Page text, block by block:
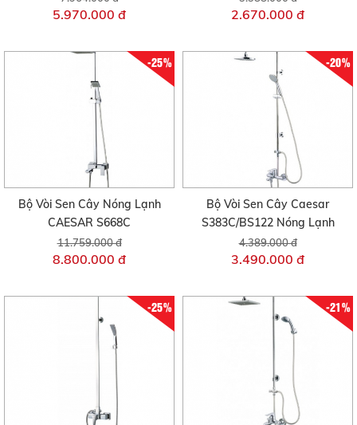
5.970.000 đ 2.670.000 đ
-25%
Bộ Vòi Sen Cây Nóng Lạnh
CAESAR S668C
11.759.000 đ
8.800.000 đ
-20%
Bộ Vòi Sen Cây Caesar
S383C/BS122 Nóng Lạnh
4.389.000 đ
3.490.000 đ
-25% -21%